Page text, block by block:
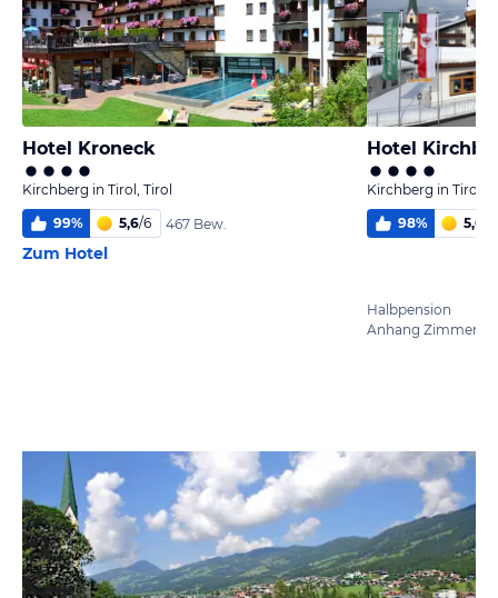
Hotel Kroneck
Kirchberg in Tirol, Tirol
99% 5,6/6 467 Bew.
Zum Hotel
Hotel
Kirchberg in Tirol,
98% 5,6
Halbpension
Anhang Zimmer